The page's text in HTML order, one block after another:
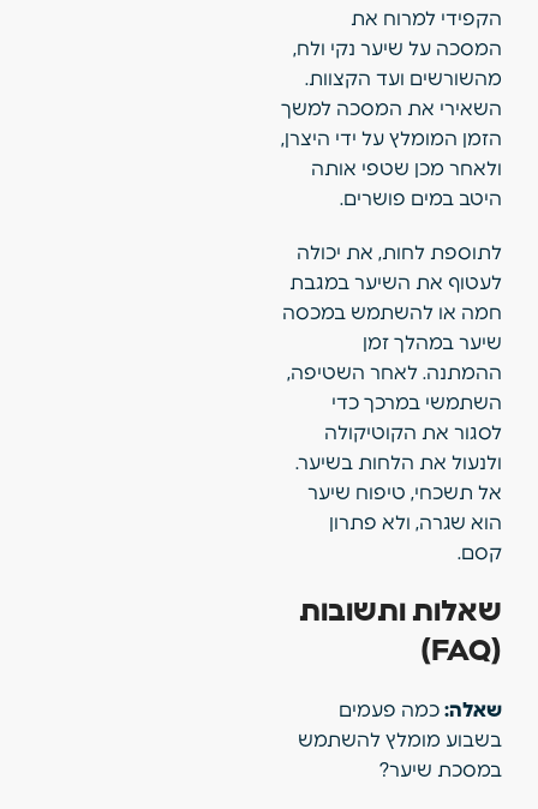
הקפידי למרוח את
המסכה על שיער נקי ולח,
מהשורשים ועד הקצוות.
השאירי את המסכה למשך
הזמן המומלץ על ידי היצרן,
ולאחר מכן שטפי אותה
היטב במים פושרים.
לתוספת לחות, את יכולה
לעטוף את השיער במגבת
חמה או להשתמש במכסה
שיער במהלך זמן
ההמתנה. לאחר השטיפה,
השתמשי במרכך כדי
לסגור את הקוטיקולה
ולנעול את הלחות בשיער.
אל תשכחי, טיפוח שיער
הוא שגרה, ולא פתרון
קסם.
שאלות ותשובות
(FAQ)
שאלה: כמה פעמים
בשבוע מומלץ להשתמש
במסכת שיער?